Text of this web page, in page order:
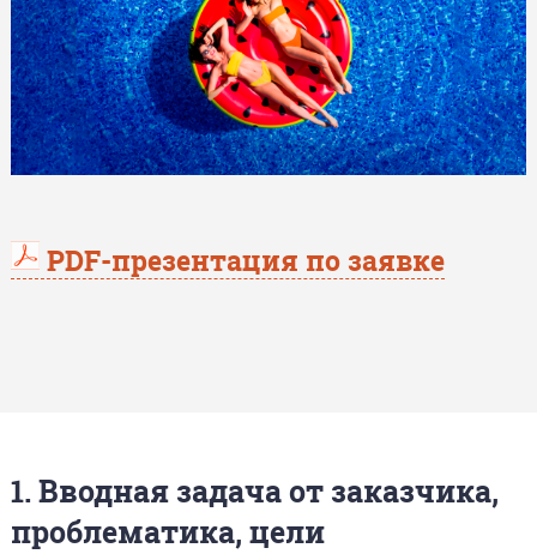
PDF-презентация по заявке
1. Вводная задача от заказчика,
проблематика, цели